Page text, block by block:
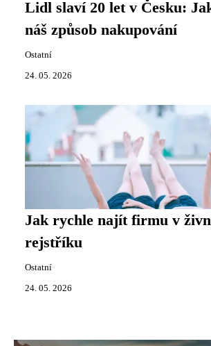
Lidl slaví 20 let v Česku:
náš způsob nakupování
Ostatní
24. 05. 2026
Jak rychle najít firmu v
rejstříku
Ostatní
24. 05. 2026